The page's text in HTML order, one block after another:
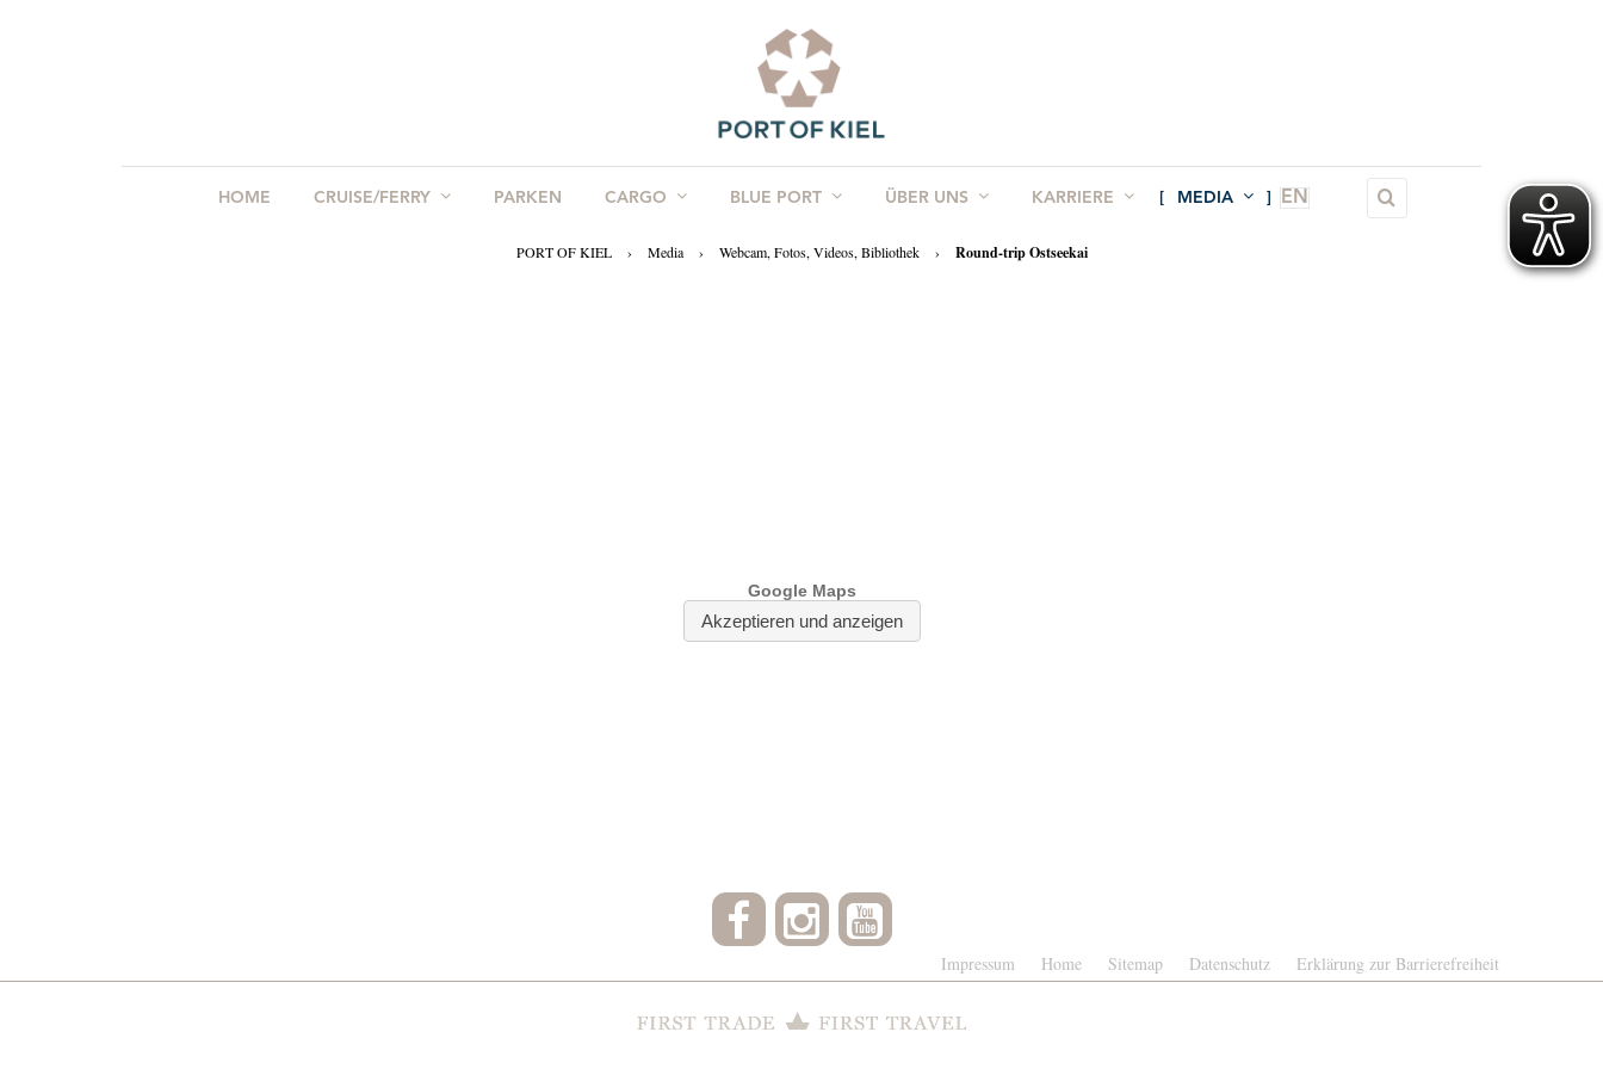
HOME CRUISE/FERRY PARKEN CARGO BLUE PORT ÜBER UNS KARRIERE MEDIA EN
PORT OF KIEL › Media › Webcam, Fotos, Videos, Bibliothek › Round-trip Ostseekai
Impressum Home Sitemap Datenschutz Erklärung zur Barrierefreiheit